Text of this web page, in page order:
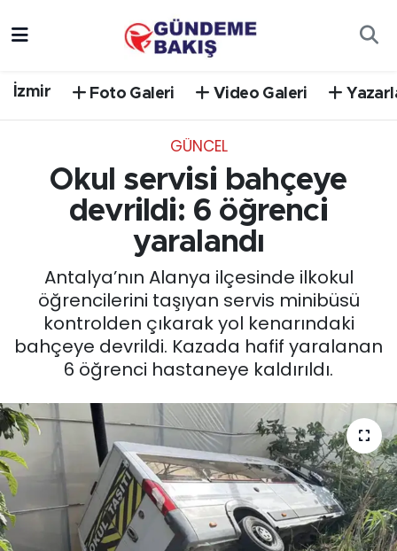
İzmir Foto Galeri Video Galeri
GÜNCEL
Okul servisi bahçeye
devrildi: 6 öğrenci
yaralandı
Antalya’nın Alanya ilçesinde ilkokul
öğrencilerini taşıyan servis minibüsü
kontrolden çıkarak yol kenarındaki
bahçeye devrildi. Kazada hafif yaralanan
6 öğrenci hastaneye kaldırıldı.
EGE
EKONOMİ
English News
GÜNCEL
KÜLTÜR SANAT
MAGAZİN
POLİTİKA
Süper Lig Puan Durumu ve Fikstür
Tüm Manşetler
Son Dakika Haberleri
Haber Arşivi